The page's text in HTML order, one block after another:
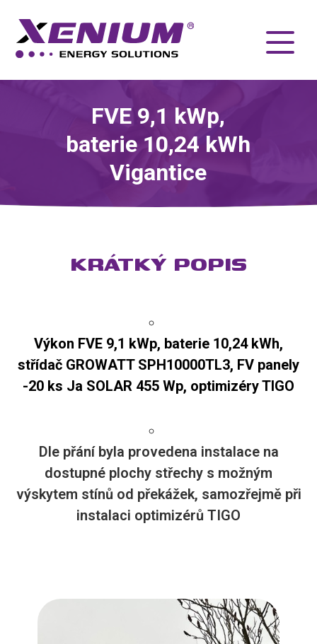
FVE 9,1 kWp,
baterie 10,24 kWh
Vigantice
KRÁTKÝ POPIS
Výkon FVE 9,1 kWp, baterie 10,24 kWh,
střídač GROWATT SPH10000TL3, FV panely
-20 ks Ja SOLAR 455 Wp, optimizéry TIGO
Dle přání byla provedena instalace na
dostupné plochy střechy s možným
výskytem stínů od překážek, samozřejmě při
instalaci optimizérů TIGO